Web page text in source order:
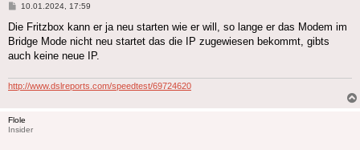
Beitrag
10.01.2024, 17:59
Die Fritzbox kann er ja neu starten wie er will, so lange er das Modem im
Bridge Mode nicht neu startet das die IP zugewiesen bekommt, gibts
auch keine neue IP.
http://www.dslreports.com/speedtest/69724620
Flole
Insider